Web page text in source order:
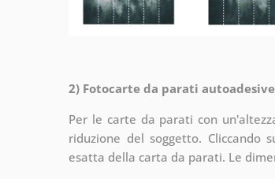
2) Fotocarte da parati
Per le carte da parati con
riduzione del soggetto. Cliccando
esatta della carta da parati. Le